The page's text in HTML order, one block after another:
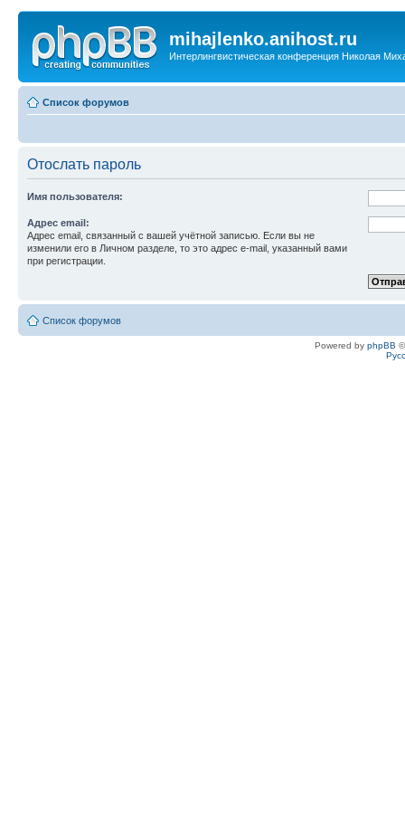
mihajlenko.anihost.ru
Интерлингвистическая конференция Николая
Список форумов
Отослать пароль
Имя пользователя:
Адрес email:
Адрес email, связанный с вашей учётной записью. Если вы не
изменили его в Личном разделе, то это адрес e-mail, указанный вами
при регистрации.
Список форумов
Powered by phpBB